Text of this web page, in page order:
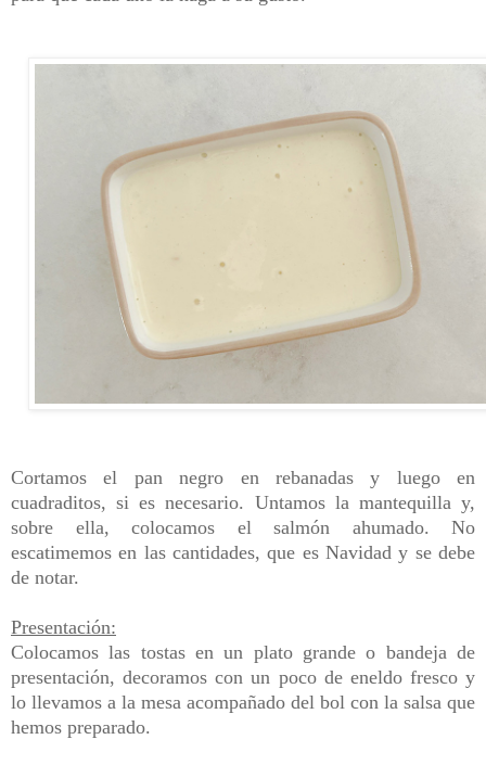
Cortamos el pan negro en rebanadas y luego en
cuadraditos, si es necesario. Untamos la mantequilla y,
sobre ella, colocamos el salmón ahumado. No
escatimemos en las cantidades, que es Navidad y se debe
de notar.
Presentación:
Colocamos las tostas en un plato grande o bandeja de
presentación, decoramos con un poco de eneldo fresco y
lo llevamos a la mesa acompañado del bol con la salsa que
hemos preparado.